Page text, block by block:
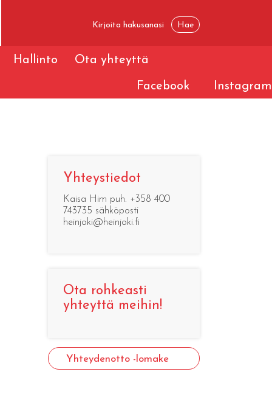
Hallinto Ota yhteyttä
Facebook Instagram
Yhteystiedot
Kaisa Him puh. +358 400
743735 sähköposti
heinjoki@heinjoki.fi
Ota rohkeasti
yhteyttä meihin!
Yhteydenotto -lomake